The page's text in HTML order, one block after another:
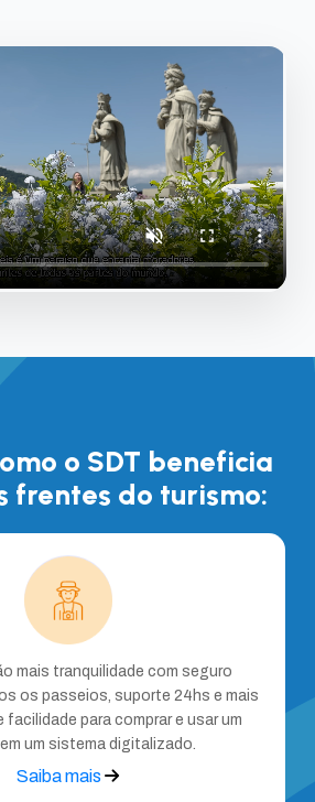
o SDT beneficia
frentes do turismo:
mais tranquilidade com seguro
os passeios, suporte 24hs e mais
facilidade para comprar e usar um
um sistema digitalizado.
Saiba mais